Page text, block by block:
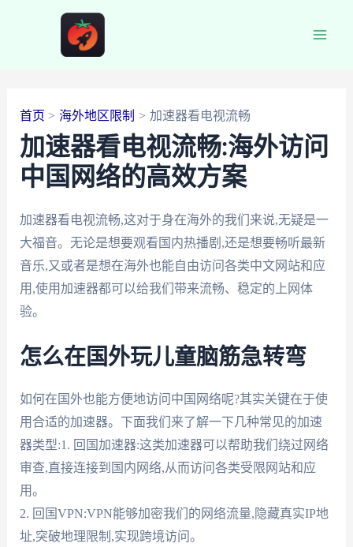
首页 海外地区限制 加速器看电视流畅
加速器看电视流畅:海外访问
中国网络的高效方案
加速器看电视流畅,这对于身在海外的我们来说,无疑是一
大福音。无论是想要观看国内热播剧,还是想要畅听最新
音乐,又或者是想在海外也能自由访问各类中文网站和应
用,使用加速器都可以给我们带来流畅、稳定的上网体
验。
怎么在国外玩儿童脑筋急转弯
如何在国外也能方便地访问中国网络呢?其实关键在于使
用合适的加速器。下面我们来了解一下几种常见的加速
器类型:1. 回国加速器:这类加速器可以帮助我们绕过网络
审查,直接连接到国内网络,从而访问各类受限网站和应
用。
2. 回国VPN:VPN能够加密我们的网络流量,隐藏真实IP地
址,突破地理限制,实现跨境访问。